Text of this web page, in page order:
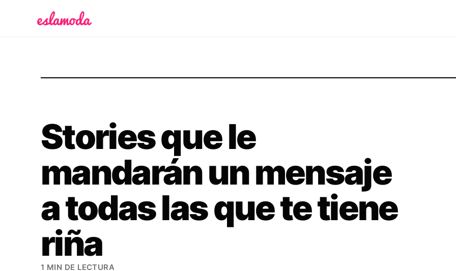
Stories que le
mandarán un mensaje
a todas las que te tiene
riña
1 MIN DE LECTURA